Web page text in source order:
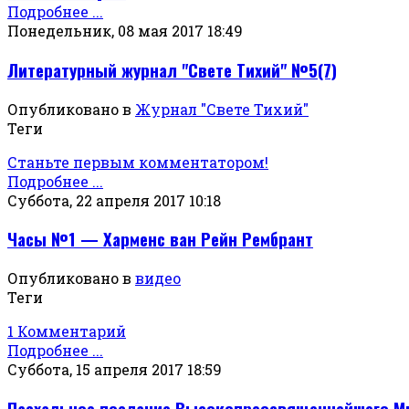
Подробнее ...
Понедельник, 08 мая 2017 18:49
Литературный журнал "Свете Тихий" №5(7)
Опубликовано в Журнал "Свете Тихий"
Теги
Станьте первым комментатором!
Подробнее ...
Суббота, 22 апреля 2017 10:18
Часы №1 — Харменс ван Рейн Рембрант
Опубликовано в видео
Теги
1 Комментарий
Подробнее ...
Суббота, 15 апреля 2017 18:59